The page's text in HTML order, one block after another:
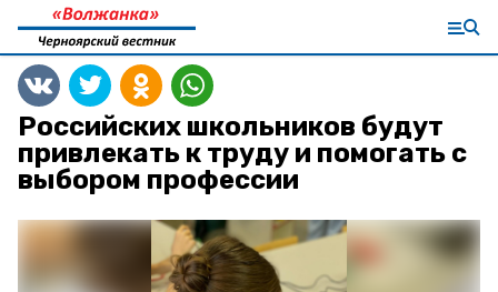
Российских школьников будут
привлекать к труду и помогать с
выбором профессии